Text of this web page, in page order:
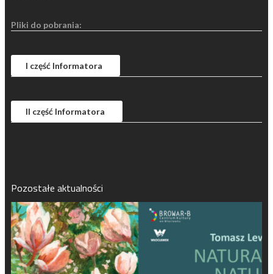
Pliki do pobrania:
I część Informatora
II część Informatora
Pozostałe aktualności